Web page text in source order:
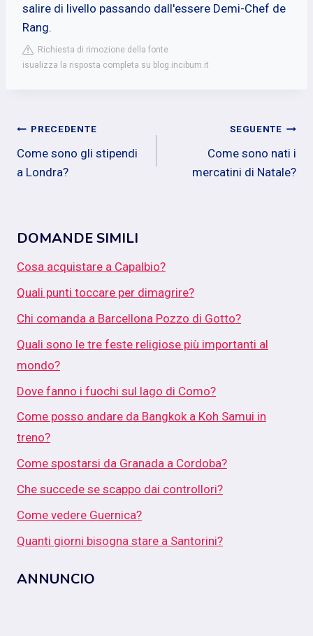
salire di livello passando dall'essere Demi-Chef de
Rang.
Richiesta di rimozione della fonte
isualizza la risposta completa su blog.incibum.it
Navigazione
articoli
PRECEDENTE
Come sono gli stipendi
a Londra?
SEGUENTE
Come sono nati i
mercatini di Natale?
DOMANDE SIMILI
Cosa acquistare a Capalbio?
Quali punti toccare per dimagrire?
Chi comanda a Barcellona Pozzo di Gotto?
Quali sono le tre feste religiose più importanti al
mondo?
Dove fanno i fuochi sul lago di Como?
Come posso andare da Bangkok a Koh Samui in
treno?
Come spostarsi da Granada a Cordoba?
Che succede se scappo dai controllori?
Come vedere Guernica?
Quanti giorni bisogna stare a Santorini?
ANNUNCIO